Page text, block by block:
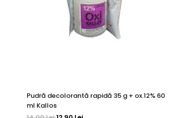
Pudră decolorantă rapidă 35 g + ox.12% 60
ml Kallos